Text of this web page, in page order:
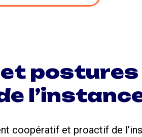
coopératif et proactif de